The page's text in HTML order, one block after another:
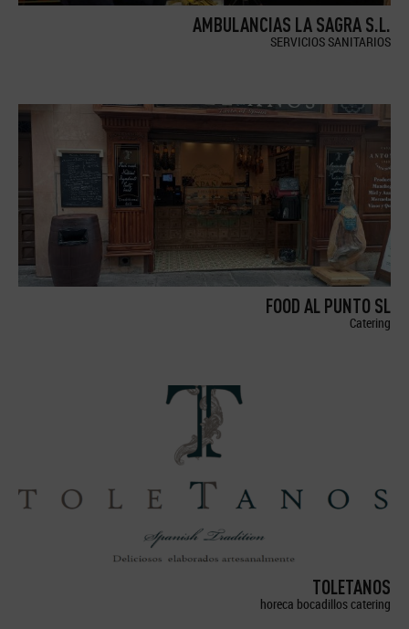
AMBULANCIAS LA SAGRA S.L.
SERVICIOS SANITARIOS
FOOD AL PUNTO SL
Catering
TOLETANOS
horeca bocadillos catering